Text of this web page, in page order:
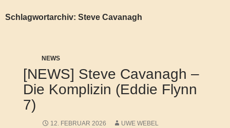
Schlagwortarchiv: Steve Cavanagh
NEWS
[NEWS] Steve Cavanagh –
Die Komplizin (Eddie Flynn
7)
12. FEBRUAR 2026 UWE WEBEL